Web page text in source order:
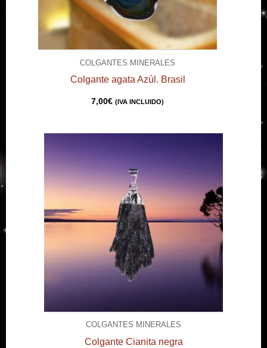
COLGANTES MINERALES
Colgante agata Azúl. Brasil
7,00€ (IVA INCLUIDO)
COLGANTES MINERALES
Colgante Cianita negra